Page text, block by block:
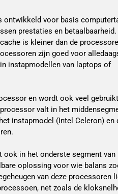
ontwikkeld voor basis
prestaties en betaalbaarheid.
is kleiner dan de
zijn goed voor
instapmodellen van laptops of
en wordt ook veel
valt in het
instapmodel (Intel Celeron) en
ook in het onderste segment van
oplossing voor wie balans
van deze processoren
net zoals de